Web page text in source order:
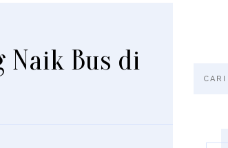
Naik Bus di